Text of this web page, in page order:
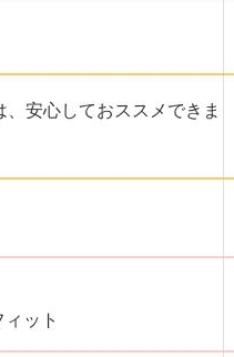
安心しておススメできま
ット